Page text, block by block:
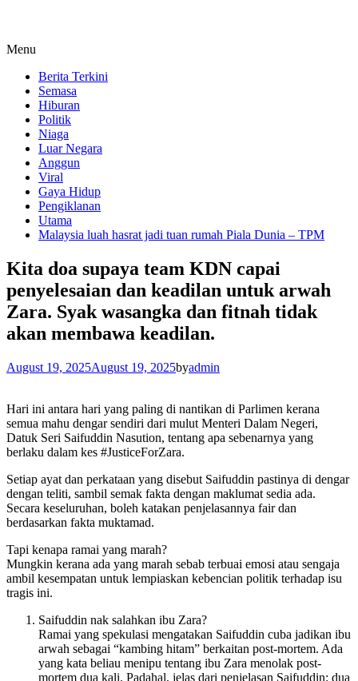
Menu
Berita Terkini
Semasa
Hiburan
Politik
Niaga
Luar Negara
Anggun
Viral
Gaya Hidup
Pengiklanan
Utama
Malaysia luah hasrat jadi tuan rumah Piala Dunia – TPM
Kita doa supaya team KDN capai
penyelesaian dan keadilan untuk arwah
Zara. Syak wasangka dan fitnah tidak
akan membawa keadilan.
August 19, 2025August 19, 2025byadmin
Hari ini antara hari yang paling di nantikan di Parlimen kerana
semua mahu dengar sendiri dari mulut Menteri Dalam Negeri,
Datuk Seri Saifuddin Nasution, tentang apa sebenarnya yang
berlaku dalam kes #JusticeForZara.
Setiap ayat dan perkataan yang disebut Saifuddin pastinya di dengar
dengan teliti, sambil semak fakta dengan maklumat sedia ada.
Secara keseluruhan, boleh katakan penjelasannya fair dan
berdasarkan fakta muktamad.
Tapi kenapa ramai yang marah?
Mungkin kerana ada yang marah sebab terbuai emosi atau sengaja
ambil kesempatan untuk lempiaskan kebencian politik terhadap isu
tragis ini.
Saifuddin nak salahkan ibu Zara?
Ramai yang spekulasi mengatakan Saifuddin cuba jadikan ibu
arwah sebagai “kambing hitam” berkaitan post-mortem. Ada
yang kata beliau menipu tentang ibu Zara menolak post-
mortem dua kali. Padahal, jelas dari penjelasan Saifuddin: dua